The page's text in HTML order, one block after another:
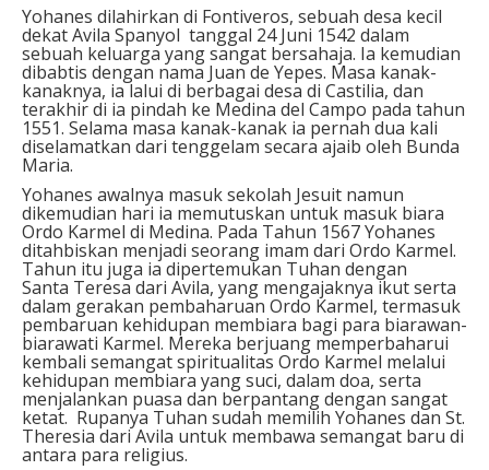
Yohanes dilahirkan di Fontiveros, sebuah desa kecil
dekat Avila Spanyol tanggal 24 Juni 1542 dalam
sebuah keluarga yang sangat bersahaja. Ia kemudian
dibabtis dengan nama Juan de Yepes. Masa kanak-
kanaknya, ia lalui di berbagai desa di Castilia, dan
terakhir di ia pindah ke Medina del Campo pada tahun
1551. Selama masa kanak-kanak ia pernah dua kali
diselamatkan dari tenggelam secara ajaib oleh Bunda
Maria.
Yohanes awalnya masuk sekolah Jesuit namun
dikemudian hari ia memutuskan untuk masuk biara
Ordo Karmel di Medina. Pada Tahun 1567 Yohanes
ditahbiskan menjadi seorang imam dari Ordo Karmel.
Tahun itu juga ia dipertemukan Tuhan dengan
Santa Teresa dari Avila, yang mengajaknya ikut serta
dalam gerakan pembaharuan Ordo Karmel, termasuk
pembaruan kehidupan membiara bagi para biarawan-
biarawati Karmel. Mereka berjuang memperbaharui
kembali semangat spiritualitas Ordo Karmel melalui
kehidupan membiara yang suci, dalam doa, serta
menjalankan puasa dan berpantang dengan sangat
ketat. Rupanya Tuhan sudah memilih Yohanes dan St.
Theresia dari Avila untuk membawa semangat baru di
antara para religius.